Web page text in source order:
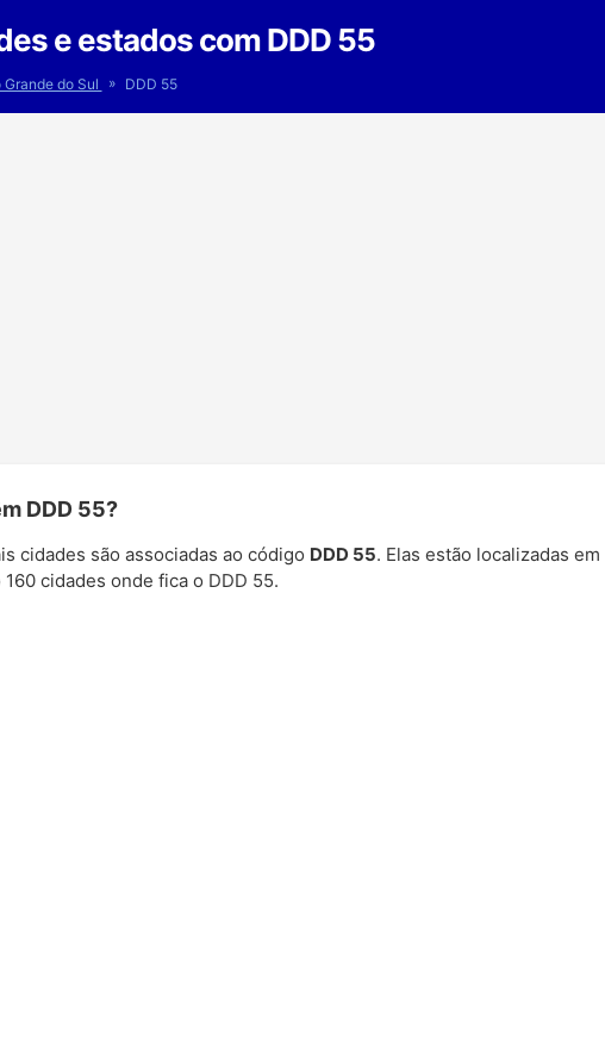
e estados com DDD 55
Grande do Sul » DDD 55
DDD 55?
cidades são associadas ao código DDD 55. Elas estão localizadas em
cidades onde fica o DDD 55.